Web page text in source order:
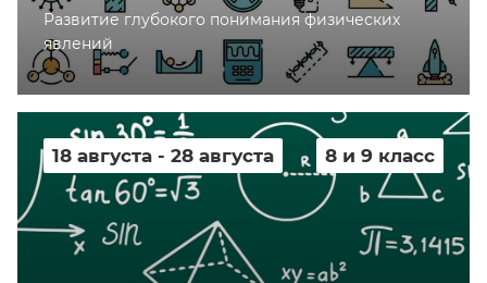
Развитие глубокого понимания физических
явлений
18 августа - 28 августа 8 и 9 класс